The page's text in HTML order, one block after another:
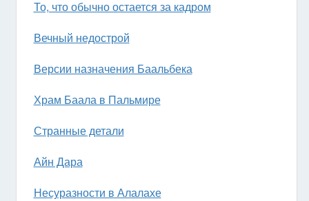
То, что обычно остается за кадром
Вечный недострой
Версии назначения Баальбека
Храм Баала в Пальмире
Странные детали
Айн Дара
Несуразности в Алалахе